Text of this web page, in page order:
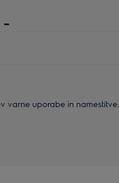
-
varne uporabe in namestitve.